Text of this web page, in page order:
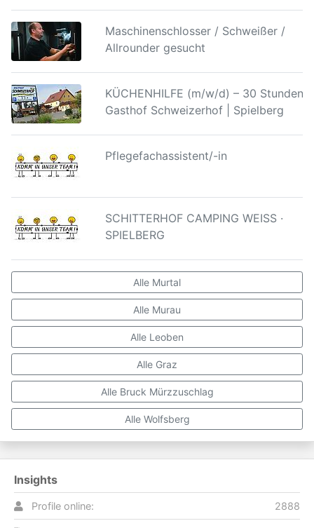
Maschinenschlosser / Schweißer /
Allrounder gesucht
KÜCHENHILFE (m/w/d) – 30 Stunden |
Gasthof Schweizerhof | Spielberg
Pflegefachassistent/-in
SCHITTERHOF CAMPING WEISS ·
SPIELBERG
Alle Murtal
Alle Murau
Alle Leoben
Alle Graz
Alle Bruck Mürzzuschlag
Alle Wolfsberg
Insights
Profile online: 2888